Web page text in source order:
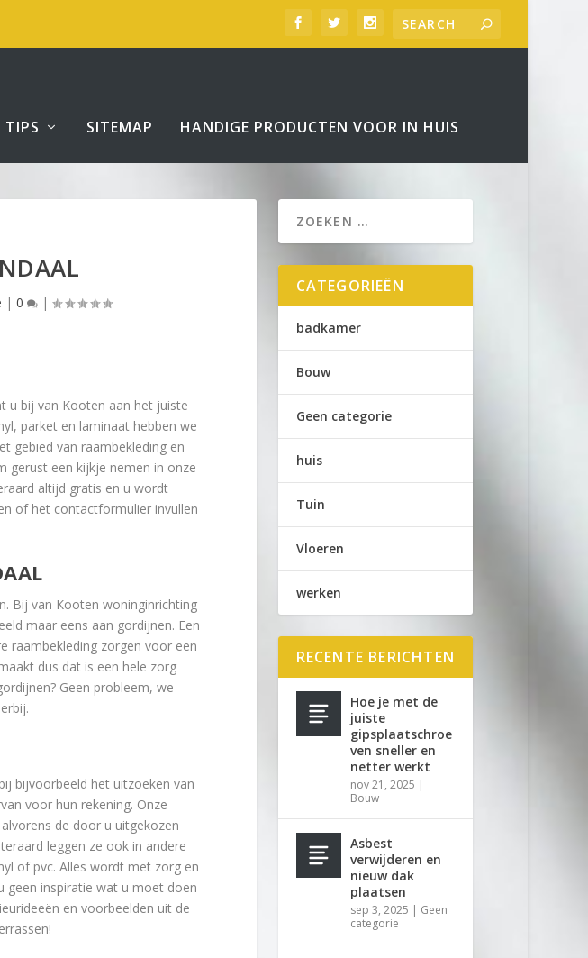
TIPS SITEMAP HANDIGE PRODUCTEN VOOR IN HUIS
| 0 |
u bij van Kooten aan het juiste
parket en laminaat hebben we
gebied van raambekleding en
gerust een kijkje nemen in onze
altijd gratis en u wordt
of het contactformulier invullen
Bij van Kooten woninginrichting
maar eens aan gordijnen. Een
raambekleding zorgen voor een
dus dat is een hele zorg
Geen probleem, we
bijvoorbeeld het uitzoeken van
voor hun rekening. Onze
de door u uitgekozen
leggen ze ook in andere
of pvc. Alles wordt met zorg en
geen inspiratie wat u moet doen
en voorbeelden uit de
CATEGORIEËN
badkamer
Bouw
Geen categorie
huis
Tuin
Vloeren
werken
RECENTE BERICHTEN
Hoe je met de
juiste
gipsplaatschroe
ven sneller en
netter werkt
nov 21, 2025 |
Bouw
Asbest
verwijderen en
nieuw dak
plaatsen
sep 3, 2025 | Geen
categorie